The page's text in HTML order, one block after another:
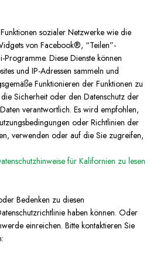
sozialer Netzwerke wie die
von Facebook®, “Teilen”-
Diese Dienste können
und IP-Adressen sammeln und
Funktionieren der Funktionen zu
Sicherheit oder den Datenschutz der
verantwortlich. Es wird empfohlen,
oder Richtlinien der
verwenden oder auf die Sie zugreifen,
für Kalifornien zu lesen
Bedenken zu diesen
haben können. Oder
einreichen. Bitte kontaktieren Sie